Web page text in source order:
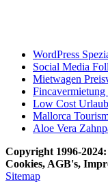
WordPress
Social Media
Mietwagen
Low Cost
Mallorca
Aloe Vera
Copyright 1996-2024:
Cookies, AGB's,
Sitemap